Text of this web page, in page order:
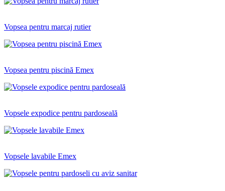
Vopsea pentru marcaj rutier
Vopsea pentru piscină Emex
Vopsele expodice pentru pardoseală
Vopsele lavabile Emex